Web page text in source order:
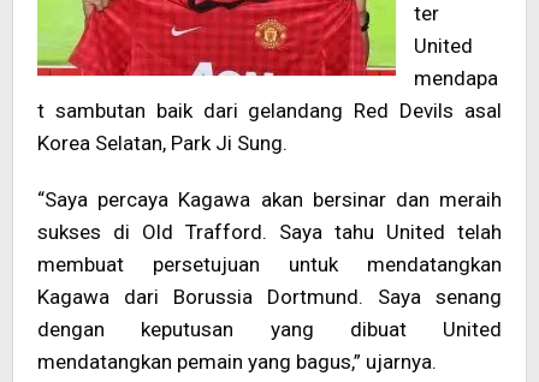
ter
United
mendapa
t sambutan baik dari gelandang Red Devils asal
Korea Selatan, Park Ji Sung.
“Saya percaya Kagawa akan bersinar dan meraih
sukses di Old Trafford. Saya tahu United telah
membuat persetujuan untuk mendatangkan
Kagawa dari Borussia Dortmund. Saya senang
dengan keputusan yang dibuat United
mendatangkan pemain yang bagus,” ujarnya.